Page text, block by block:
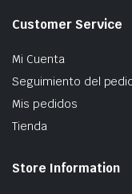
Customer Service
Mi Cuenta
Seguimiento del
Mis pedidos
Tienda
Store Information